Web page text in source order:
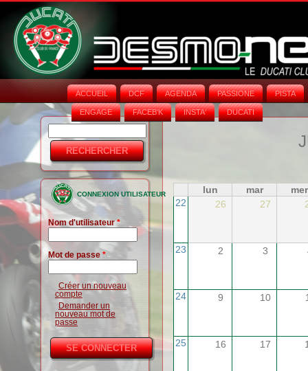
ACCUEIL DCF AGENDA PASSIONE PISTA
ENGAGE FACEB'K INSTA‘ DUCATI
Formulaire
de
recherche
CONNEXION UTILISATEUR
Nom d'utilisateur*
Mot de passe *
Créer un nouveau
compte
Demander un
nouveau mot de
passe
lun mar
mer
22
26 27
23 2 3
24 9 10
25 16 17